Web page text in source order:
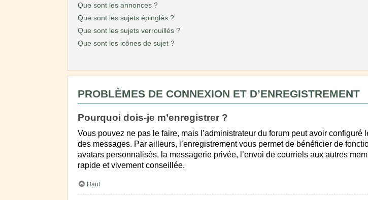
Que sont les annonces ?
Que sont les sujets épinglés ?
Que sont les sujets verrouillés ?
Que sont les icônes de sujet ?
PROBLÈMES DE CONNEXION ET D’ENREGISTREMENT
Pourquoi dois-je m’enregistrer ?
Vous pouvez ne pas le faire, mais l’administrateur du forum peut avoir configuré
des messages. Par ailleurs, l’enregistrement vous permet de bénéficier de
avatars personnalisés, la messagerie privée, l’envoi de courriels aux autres
rapide et vivement conseillée.
Haut